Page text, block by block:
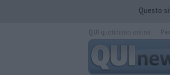
Questo